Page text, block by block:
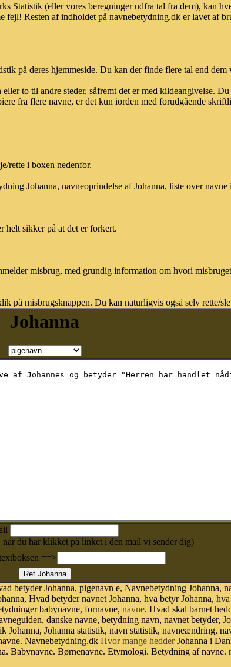
Statistik (eller vores beregninger udfra tal fra dem), kan
Resten af indholdet på navnebetydning.dk er lavet af
på deres hjemmeside. Du kan der finde flere tal end dem
to til andre steder, såfremt det er med kildeangivelse.
fra flere navne, er det kun iorden med forudgående
rette i boxen nedenfor.
Johanna, navneoprindelse af Johanna, liste over navne
helt sikker på at det er forkert.
misbrug, med grundig information om hvori
på misbrugsknappen. Du kan naturligvis også selv rette/
Johanna
du har klikket på linket i den mail vi sender dig)
==>
betyder Johanna, pigenavn e, Navnebetydning Johanna,
Hvad betyder navnet Johanna, hva betyr Johanna,
babynavne, fornavne, navne. Hvad skal barnet
danske navne, betydning navn, navnet betyder,
Johanna, Johanna statistik, navn statistik, navneændring,
Navnebetydning.dk Hvor mange hedderJohanna i
Babynavne. Børnenavne. Etymologi. Betydning af navne.